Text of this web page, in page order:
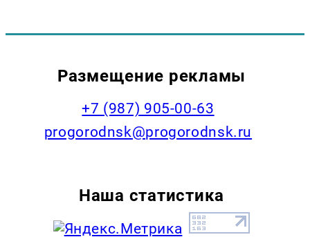
Размещение рекламы
+7 (987) 905-00-63
progorodnsk@progorodnsk.ru
Наша статистика